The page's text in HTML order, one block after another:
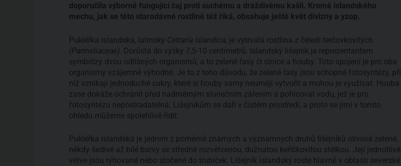
doporučila výborně fungující čaj proti suchému a dráždivému kašli. Kromě islandského
mechu, jak se této starodávné rostlině též říká, obsahuje ještě květ divizny a yzop.
Pukléřka islandská, latinsky Cetraria islandica, je vytrvalá rostlina z čeledi terčovkovitých
(Parmeliaceae) . Dorůstá do výšky 7,5-10 centimetrů. Islandský lišejník je reprezentantem
symbiózy dvou odlišných organismů, a to zelené řasy či sinice a houby. Toto spojení je pro oba
organismy vzájemně výhodné. Je to z toho důvodu, že zelené řasy jsou schopné fotosyntézy, při
níž vznikají jednoduché cukry, které si houby samy neumějí vytvořit a mohou je využívat. Houba
zase dokáže ochránit před nadměrným slunečním zářením a pohlcovat vodu, jež je pro
fotosyntézu nepostradatelná. Lišejníkům se daří v čistém prostředí, a proto se jimi v tomto
ohledu můžeme spolehlivě řídit.
Pukléřka islandská je jedním z poměrně známých a významných druhů lišejníků olivově zelené,
někdy šedivé až bílé barvy se středně rozvětvenou, dužnatou keříčkovitou stélkou. Její jednotlivé
větve jsou rýhované nebo stočené do trubiček. Lišejník islandský roste hlavně v oblasti severské